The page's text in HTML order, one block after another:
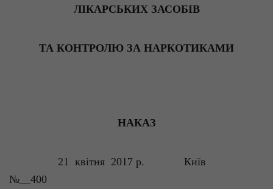
ЛІКАРСЬКИХ ЗАСОБІВ
ТА КОНТРОЛЮ ЗА НАРКОТИКАМИ
НАКАЗ
21 квітня 2017 р.
Київ
№__400